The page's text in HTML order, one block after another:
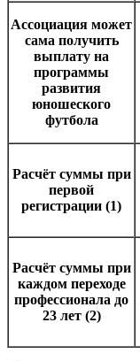
Ассоциация может
сама получить
выплату на
программы
развития
юношеского
футбола
Расчёт суммы при
первой
регистрации (1)
Расчёт суммы при
каждом переходе
профессионала до
23 лет (2)